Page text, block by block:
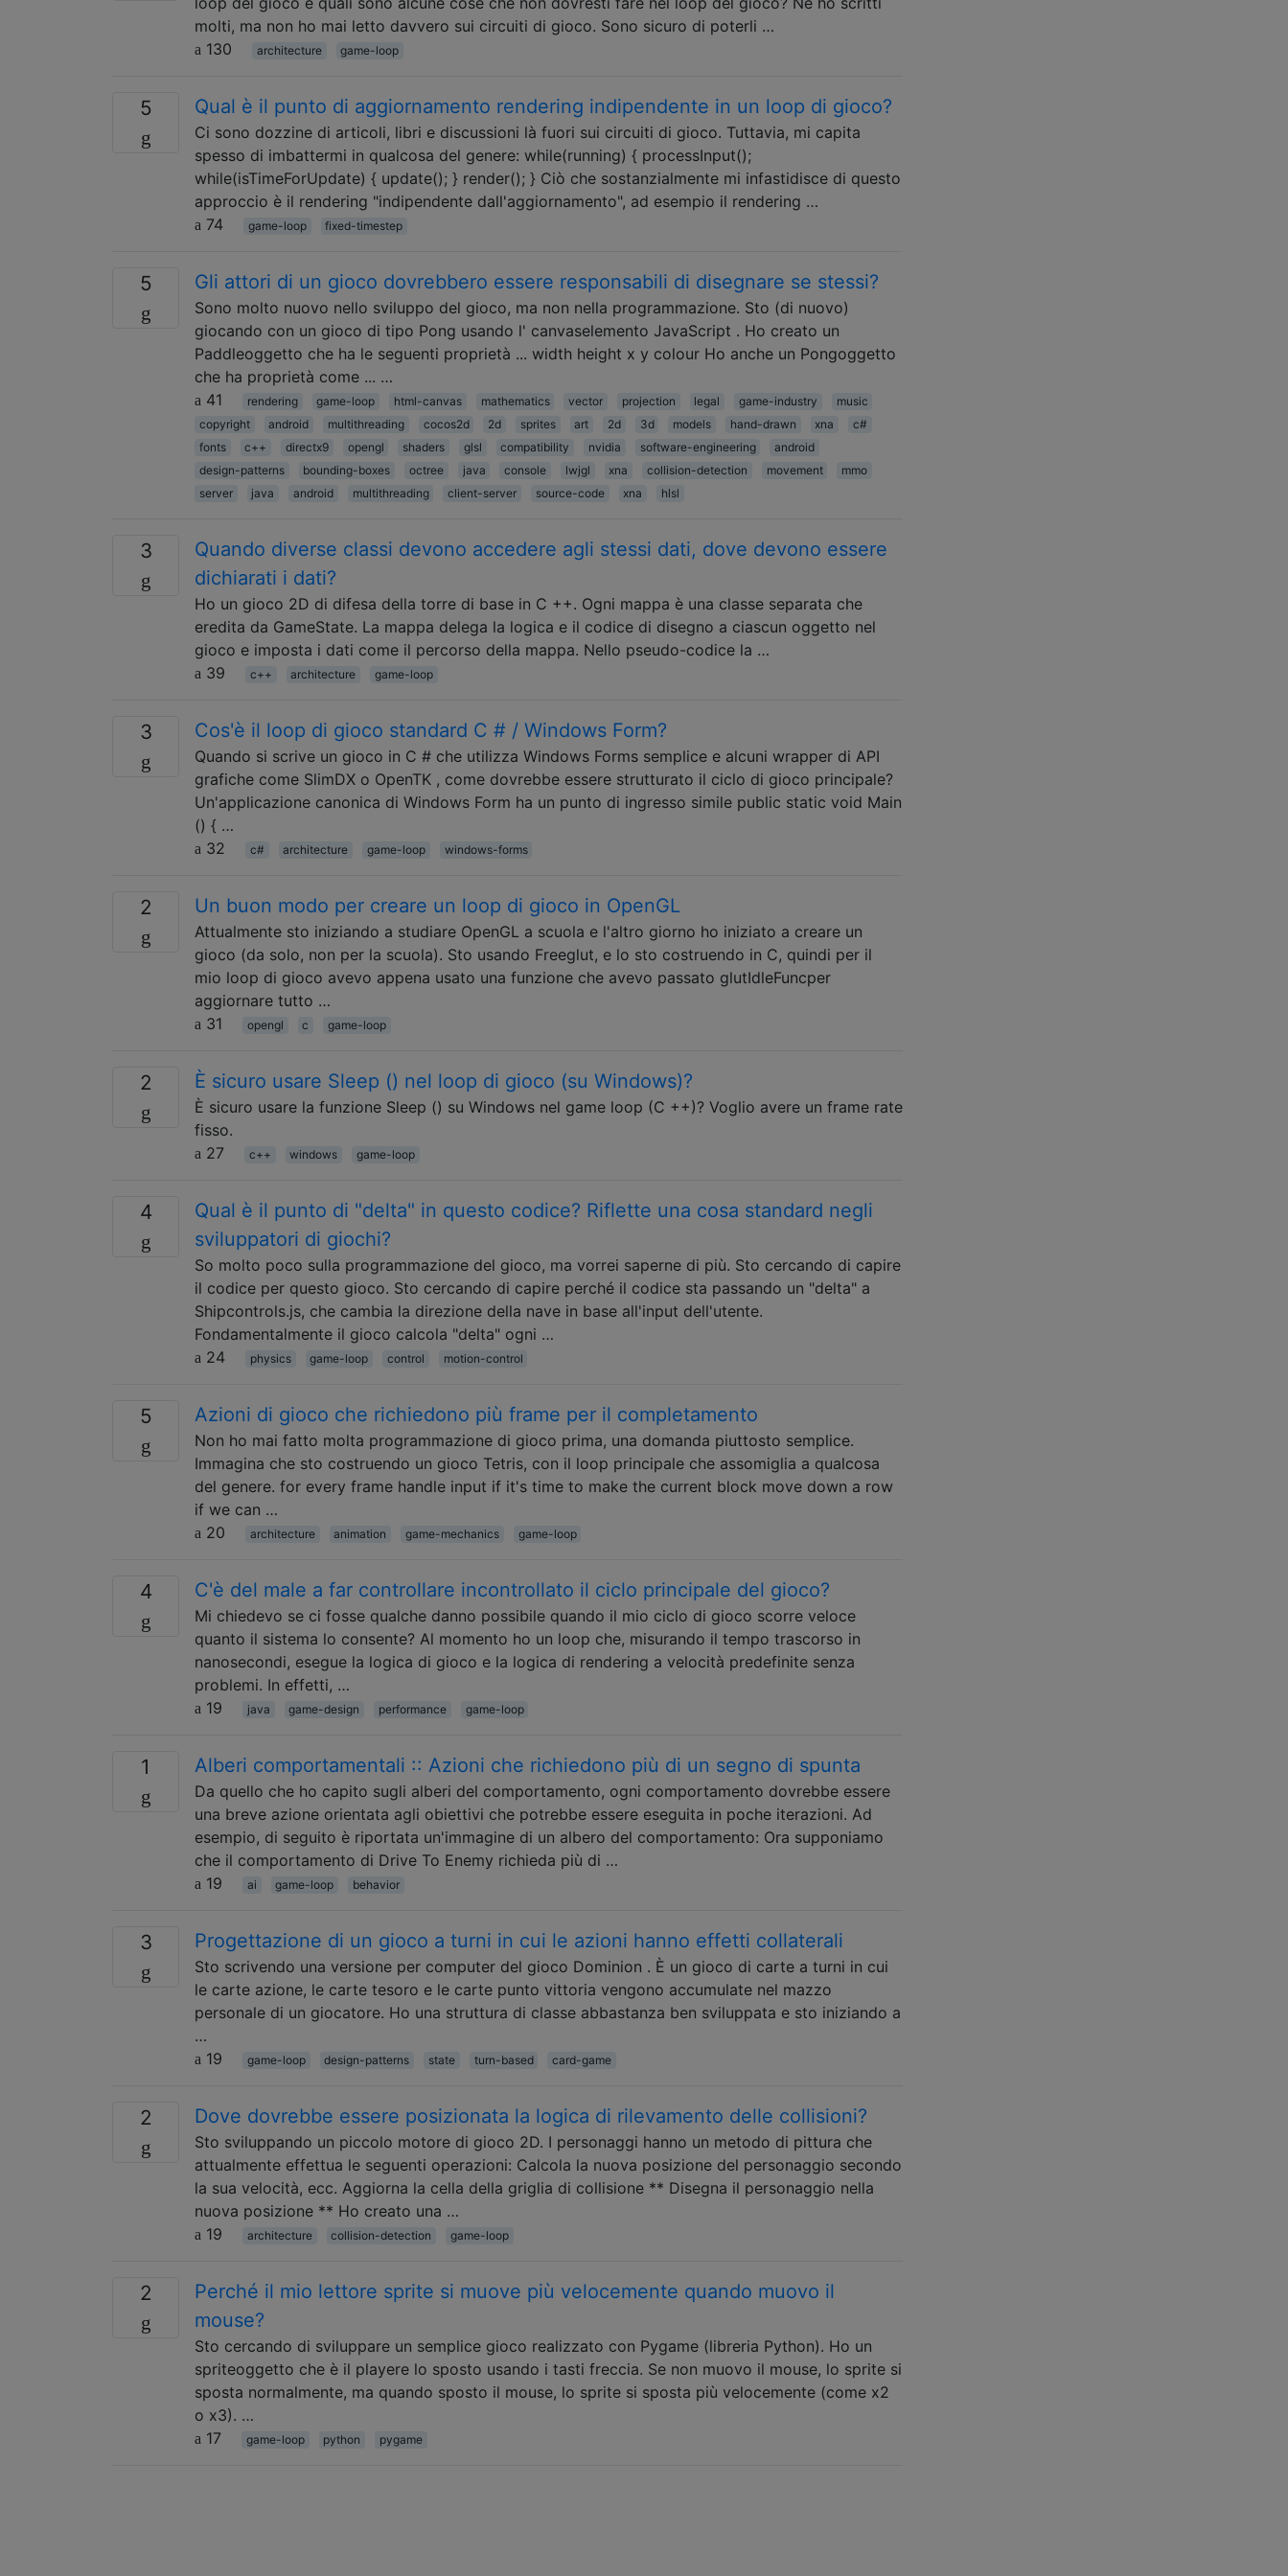
molti, ma non ho mai letto davvero sui circuiti di gioco. Sono sicuro di poterli …
130
architecture game-loop
5 Qual è il punto di aggiornamento rendering indipendente in un loop di gioco?
Ci sono dozzine di articoli, libri e discussioni là fuori sui circuiti di gioco. Tuttavia, mi capita
spesso di imbattermi in qualcosa del genere: while(running) { processInput();
while(isTimeForUpdate) { update(); } render(); } Ciò che sostanzialmente mi infastidisce di questo
approccio è il rendering "indipendente dall'aggiornamento", ad esempio il rendering …
74
game-loop fixed-timestep
5 Gli attori di un gioco dovrebbero essere responsabili di disegnare se stessi?
Sono molto nuovo nello sviluppo del gioco, ma non nella programmazione. Sto (di nuovo)
giocando con un gioco di tipo Pong usando l' canvaselemento JavaScript . Ho creato un
Paddleoggetto che ha le seguenti proprietà ... width height x y colour Ho anche un Pongoggetto
che ha proprietà come ... …
41
rendering game-loop html-canvas mathematics vector projection legal game-industry
music
copyright
android multithreading cocos2d 2d sprites art 2d 3d models hand-drawn xna
c#
fonts
c++ directx9 opengl shaders glsl compatibility nvidia software-engineering
android
design-patterns
bounding-boxes octree java console lwjgl xna collision-detection movement
mmo
server
java android multithreading client-server source-code xna hlsl
3
Quando diverse classi devono accedere agli stessi dati, dove devono essere
dichiarati i dati?
Ho un gioco 2D di difesa della torre di base in C ++. Ogni mappa è una classe separata che
eredita da GameState. La mappa delega la logica e il codice di disegno a ciascun oggetto nel
gioco e imposta i dati come il percorso della mappa. Nello pseudo-codice la …
39
c++ architecture game-loop
3 Cos'è il loop di gioco standard C # / Windows Form?
Quando si scrive un gioco in C # che utilizza Windows Forms semplice e alcuni wrapper di API
grafiche come SlimDX o OpenTK , come dovrebbe essere strutturato il ciclo di gioco principale?
Un'applicazione canonica di Windows Form ha un punto di ingresso simile public static void Main
() { …
32
c# architecture game-loop windows-forms
2 Un buon modo per creare un loop di gioco in OpenGL
Attualmente sto iniziando a studiare OpenGL a scuola e l'altro giorno ho iniziato a creare un
gioco (da solo, non per la scuola). Sto usando Freeglut, e lo sto costruendo in C, quindi per il
mio loop di gioco avevo appena usato una funzione che avevo passato glutIdleFuncper
aggiornare tutto …
31
opengl c game-loop
2 È sicuro usare Sleep () nel loop di gioco (su Windows)?
È sicuro usare la funzione Sleep () su Windows nel game loop (C ++)? Voglio avere un frame rate
fisso.
27
c++ windows game-loop
4
Qual è il punto di "delta" in questo codice? Riflette una cosa standard negli
sviluppatori di giochi?
So molto poco sulla programmazione del gioco, ma vorrei saperne di più. Sto cercando di capire
il codice per questo gioco. Sto cercando di capire perché il codice sta passando un "delta" a
Shipcontrols.js, che cambia la direzione della nave in base all'input dell'utente.
Fondamentalmente il gioco calcola "delta" ogni …
24
physics game-loop control motion-control
5 Azioni di gioco che richiedono più frame per il completamento
Non ho mai fatto molta programmazione di gioco prima, una domanda piuttosto semplice.
Immagina che sto costruendo un gioco Tetris, con il loop principale che assomiglia a qualcosa
del genere. for every frame handle input if it's time to make the current block move down a row
if we can …
20
architecture animation game-mechanics game-loop
4 C'è del male a far controllare incontrollato il ciclo principale del gioco?
Mi chiedevo se ci fosse qualche danno possibile quando il mio ciclo di gioco scorre veloce
quanto il sistema lo consente? Al momento ho un loop che, misurando il tempo trascorso in
nanosecondi, esegue la logica di gioco e la logica di rendering a velocità predefinite senza
problemi. In effetti, …
19
java game-design performance game-loop
1 Alberi comportamentali :: Azioni che richiedono più di un segno di spunta
Da quello che ho capito sugli alberi del comportamento, ogni comportamento dovrebbe essere
una breve azione orientata agli obiettivi che potrebbe essere eseguita in poche iterazioni. Ad
esempio, di seguito è riportata un'immagine di un albero del comportamento: Ora supponiamo
che il comportamento di Drive To Enemy richieda più di …
19
ai game-loop behavior
3 Progettazione di un gioco a turni in cui le azioni hanno effetti collaterali
Sto scrivendo una versione per computer del gioco Dominion . È un gioco di carte a turni in cui
le carte azione, le carte tesoro e le carte punto vittoria vengono accumulate nel mazzo
personale di un giocatore. Ho una struttura di classe abbastanza ben sviluppata e sto iniziando a
…
19
game-loop design-patterns state turn-based card-game
2 Dove dovrebbe essere posizionata la logica di rilevamento delle collisioni?
Sto sviluppando un piccolo motore di gioco 2D. I personaggi hanno un metodo di pittura che
attualmente effettua le seguenti operazioni: Calcola la nuova posizione del personaggio secondo
la sua velocità, ecc. Aggiorna la cella della griglia di collisione ** Disegna il personaggio nella
nuova posizione ** Ho creato una …
19
architecture collision-detection game-loop
2
Perché il mio lettore sprite si muove più velocemente quando muovo il
mouse?
Sto cercando di sviluppare un semplice gioco realizzato con Pygame (libreria Python). Ho un
spriteoggetto che è il playere lo sposto usando i tasti freccia. Se non muovo il mouse, lo sprite si
sposta normalmente, ma quando sposto il mouse, lo sprite si sposta più velocemente (come x2
o x3). …
17
game-loop python pygame